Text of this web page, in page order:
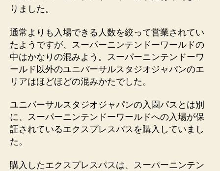
りました。
通常よりも入場できる人数を絞って営業されてい
たようですが、スーパーニンテンドーワールドの
中はかなりの混みよう。スーパーニンテンドーワ
ールド以外のユニバーサルスタジオジャパンのエ
リアはほどほどの混みかたでした。
ユニバーサルスタジオジャパンの入園パスとは別
に、スーパーニンテンドーワールドへの入場が保
証されているエクスプレスパスを購入していまし
た。
購入したエクスプレスパスは、スーパーニンテン